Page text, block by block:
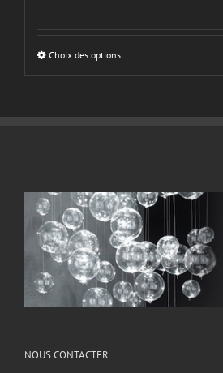
Choix des options
NOUS CONTACTER